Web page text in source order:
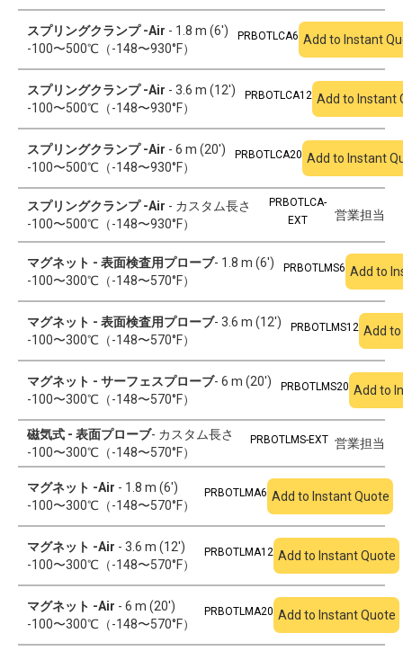
スプリングクランプ -Air - 1.8 m (6')
-100〜500℃（-148〜930°F）
PRBOTLCA6 Add to Instant
スプリングクランプ -Air - 3.6 m (12')
-100〜500℃（-148〜930°F）
PRBOTLCA12 Add to Instant
スプリングクランプ -Air - 6 m (20')
-100〜500℃（-148〜930°F）
PRBOTLCA20 Add to Instant
スプリングクランプ -Air - カスタム長さ
-100〜500℃（-148〜930°F）
PRBOTLCA-
EXT
営業担当
マグネット - 表面検査用プローブ- 1.8 m (6')
-100〜300℃（-148〜570°F）
PRBOTLMS6 Add to
マグネット - 表面検査用プローブ- 3.6 m (12')
-100〜300℃（-148〜570°F）
PRBOTLMS12 Add
マグネット - サーフェスプローブ- 6 m (20')
-100〜300℃（-148〜570°F）
PRBOTLMS20 Add to
磁気式 - 表面プローブ- カスタム長さ
-100〜300℃（-148〜570°F）
PRBOTLMS-EXT 営業担当
マグネット -Air - 1.8 m (6')
-100〜300℃（-148〜570°F）
PRBOTLMA6 Add to Instant Quote
マグネット -Air - 3.6 m (12')
-100〜300℃（-148〜570°F）
PRBOTLMA12 Add to Instant Quote
マグネット -Air - 6 m (20')
-100〜300℃（-148〜570°F）
PRBOTLMA20 Add to Instant Quote